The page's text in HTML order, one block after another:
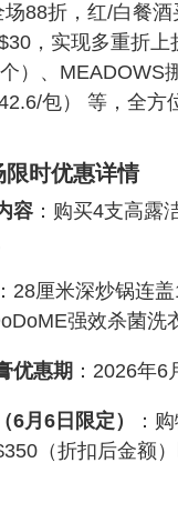
88折，红/白餐
，实现多重折
）、MEADOWS
包） 等，全方
时优惠详情
容 ：购买4支高露
：28厘米深炒锅连
强效杀菌洗
优惠期 ：2026年6
6月6日限定）
：
（折扣后金额）